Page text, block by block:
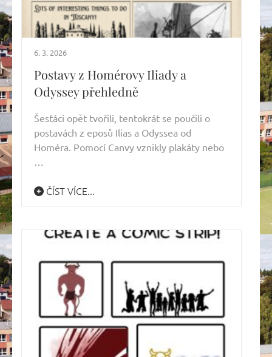
6. 3. 2026
Postavy z Homérovy Iliady a
Odyssey přehledně
Šesťáci opět tvořili, tentokrát se poučili o
postavách z eposů Ilias a Odyssea od
Homéra. Pomocí Canvy vznikly plakáty nebo
…
ČÍST VÍCE...